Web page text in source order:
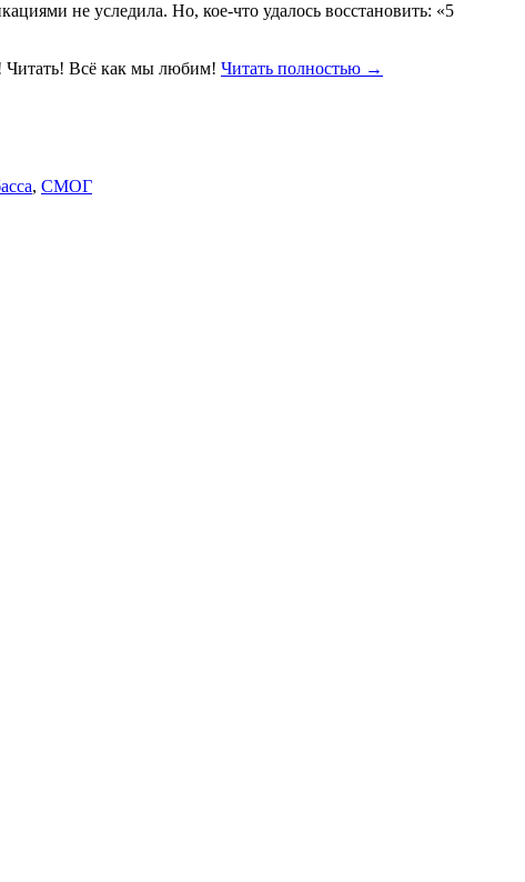
не уследила. Но, кое-что удалось восстановить: «5
Читать! Всё как мы любим! Читать полностью →
, СМОГ